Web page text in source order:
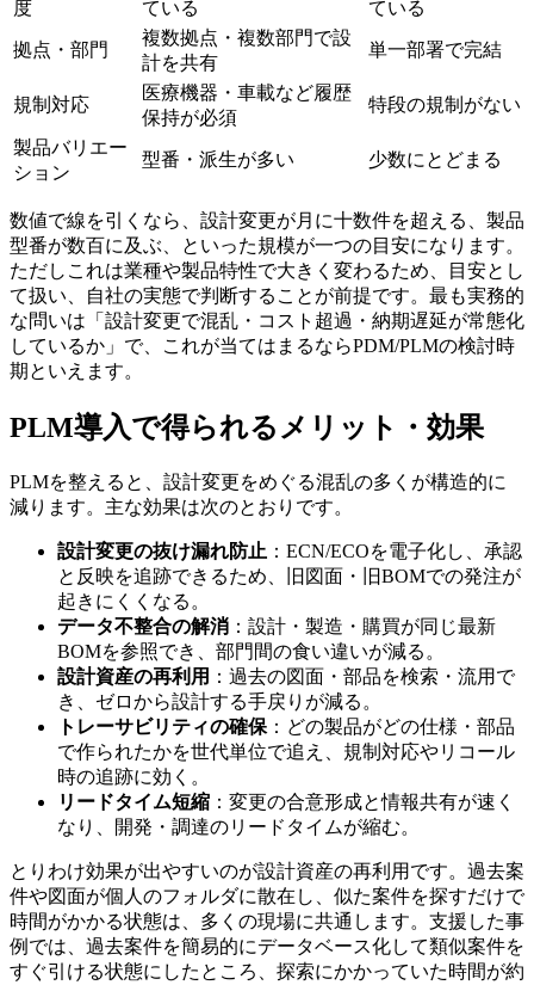
度 ている ている
拠点・部門
複数拠点・複数部門で設
計を共有
単一部署で完結
規制対応
医療機器・車載など履歴
保持が必須
特段の規制がない
製品バリエー
ション
型番・派生が多い 少数にとどまる
数値で線を引くなら、設計変更が月に十数件を超える、製品
型番が数百に及ぶ、といった規模が一つの目安になります。
ただしこれは業種や製品特性で大きく変わるため、目安とし
て扱い、自社の実態で判断することが前提です。最も実務的
な問いは「設計変更で混乱・コスト超過・納期遅延が常態化
しているか」で、これが当てはまるならPDM/PLMの検討時
期といえます。
PLM導入で得られるメリット・効果
PLMを整えると、設計変更をめぐる混乱の多くが構造的に
減ります。主な効果は次のとおりです。
設計変更の抜け漏れ防止 ：ECN/ECOを電子化し、承認
と反映を追跡できるため、旧図面・旧BOMでの発注が
起きにくくなる。
データ不整合の解消 ：設計・製造・購買が同じ最新
BOMを参照でき、部門間の食い違いが減る。
設計資産の再利用 ：過去の図面・部品を検索・流用で
き、ゼロから設計する手戻りが減る。
トレーサビリティの確保 ：どの製品がどの仕様・部品
で作られたかを世代単位で追え、規制対応やリコール
時の追跡に効く。
リードタイム短縮 ：変更の合意形成と情報共有が速く
なり、開発・調達のリードタイムが縮む。
とりわけ効果が出やすいのが設計資産の再利用です。過去案
件や図面が個人のフォルダに散在し、似た案件を探すだけで
時間がかかる状態は、多くの現場に共通します。支援した事
例では、過去案件を簡易的にデータベース化して類似案件を
すぐ引ける状態にしたところ、探索にかかっていた時間が約